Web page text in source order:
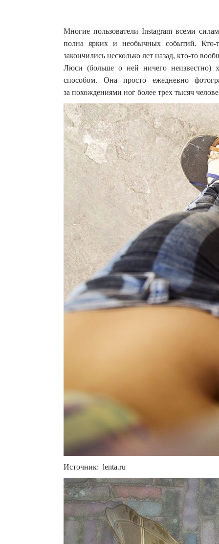
Многие пользователи Instagram всеми
полна ярких и необычных событий. Кто-
закончились несколько лет назад, кто-то
Люси (больше о ней ничего неизвестно)
способом. Она просто ежедневно
за похождениями ног более трех тысяч
Источник: lenta.ru